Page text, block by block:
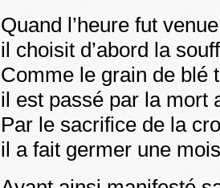
Quand l’heure fut
il choisit d’abord la
Comme le grain de blé
il est passé par la mort
Par le sacrifice de la
il a fait germer une